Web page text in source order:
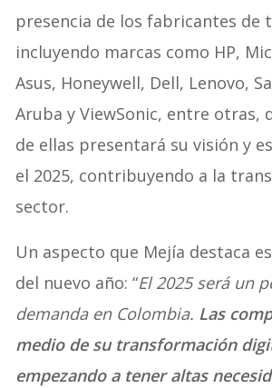
presencia de los fabricantes de
incluyendo marcas como HP,
Asus, Honeywell, Dell, Lenovo,
Aruba y ViewSonic, entre otras,
de ellas presentará su visión y
el 2025, contribuyendo a la
sector.
Un aspecto que Mejía destaca
del nuevo año: “El 2025 será un
demanda en Colombia. Las
medio de su transformación
empezando a tener altas